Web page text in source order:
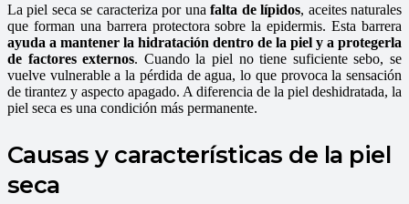
La piel seca se caracteriza por una falta de lípidos, aceites naturales
que forman una barrera protectora sobre la epidermis. Esta barrera
ayuda a mantener la hidratación dentro de la piel y a protegerla
de factores externos. Cuando la piel no tiene suficiente sebo, se
vuelve vulnerable a la pérdida de agua, lo que provoca la sensación
de tirantez y aspecto apagado. A diferencia de la piel deshidratada, la
piel seca es una condición más permanente.
Causas y características de la piel
seca